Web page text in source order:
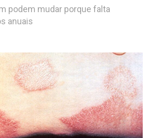
podem mudar porque falta
anuais